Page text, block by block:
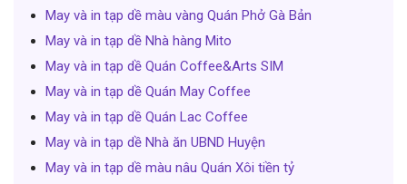
May và in tạp dề màu vàng Quán Phở Gà Bản
May và in tạp dề Nhà hàng Mito
May và in tạp dề Quán Coffee&Arts SIM
May và in tạp dề Quán May Coffee
May và in tạp dề Quán Lac Coffee
May và in tạp dề Nhà ăn UBND Huyện
May và in tạp dề màu nâu Quán Xôi tiền tỷ